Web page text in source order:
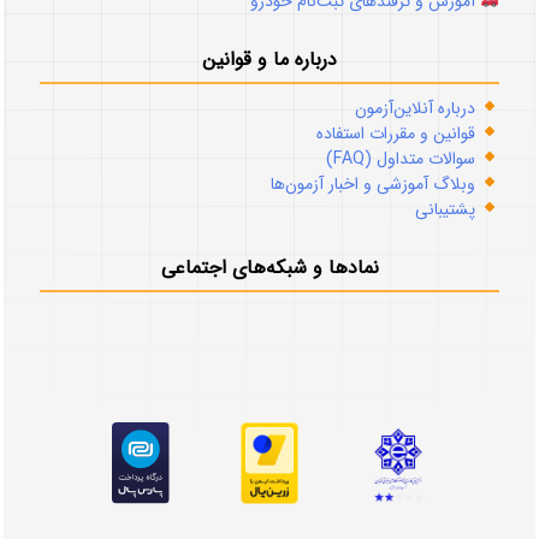
درباره ما و قوانین
درباره آنلاین‌آزمون
قوانین و مقررات استفاده
سوالات متداول (FAQ)
وبلاگ آموزشی و اخبار آزمون‌ها
پشتیبانی
نمادها و شبکه‌های اجتماعی